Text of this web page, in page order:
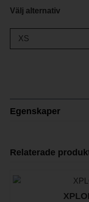
Välj alternativ
Egenskaper
Relaterade